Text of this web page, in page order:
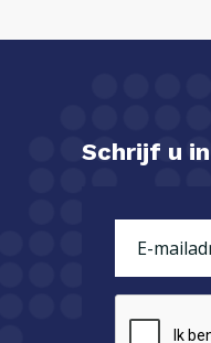
Schrijf u